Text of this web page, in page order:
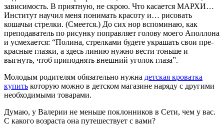
зависимость. В приятную, не скрою. Что касается МАРХИ…
Институт научил меня понимать красоту и… рисовать
кошачьи стрелки. (Сме­ется.) До сих нор вспоминаю, как
преподаватель по рисунку поправляет голову моего Аполлона
и усмеха­ется: “Полина, стрелками будете украшать свои пре­
красные глазки, а здесь линию нужно вести тоньше и
выгнуть, чтоб приподнять внешний уголок глаза”.
Молодым родителям обязательно нужна детская кроватка
купить которую можно в детском магазине наряду с другими
необходимыми товарами.
Думаю, у Валерии не меньше поклонников в Сети, чем у вас.
С какого возраста она путешеству­ет с вами?